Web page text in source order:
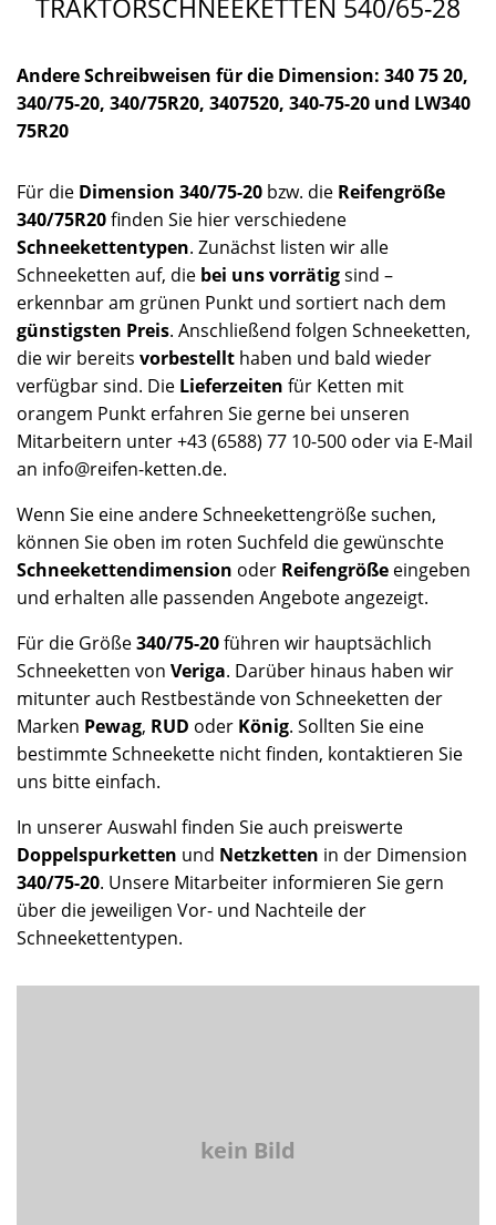
TRAKTORSCHNEEKETTEN 540/65-28
Andere Schreibweisen für die Dimension: 340 75 20,
340/75-20, 340/75R20, 3407520, 340-75-20 und LW340
75R20
Für die Dimension 340/75-20 bzw. die Reifengröße
340/75R20finden Sie hier verschiedene
Schneekettentypen. Zunächst listen wir alle
Schneeketten auf, die bei uns vorrätigsind –
erkennbar am grünen Punkt und sortiert nach dem
günstigsten Preis. Anschließend folgen Schneeketten,
die wir bereits vorbestellt haben und bald wieder
verfügbar sind. Die Lieferzeiten für Ketten mit
orangem Punkt erfahren Sie gerne bei unseren
Mitarbeitern unter +43 (6588) 77 10-500 oder via E-Mail
an info@reifen-ketten.de.
Wenn Sie eine andere Schneekettengröße suchen,
können Sie oben im roten Suchfeld die gewünschte
Schneekettendimension oder Reifengröße eingeben
und erhalten alle passenden Angebote angezeigt.
Für die Größe340/75-20führen wir hauptsächlich
Schneeketten von Veriga. Darüber hinaus haben wir
mitunter auch Restbestände von Schneeketten der
Marken Pewag, RUD oder König. Sollten Sie eine
bestimmte Schneekette nicht finden, kontaktieren Sie
uns bitte einfach.
In unserer Auswahl finden Sie auch preiswerte
Doppelspurketten und Netzketten in der Dimension
340/75-20. Unsere Mitarbeiter informieren Sie gern
über die jeweiligen Vor- und Nachteile der
Schneekettentypen.
kein Bild